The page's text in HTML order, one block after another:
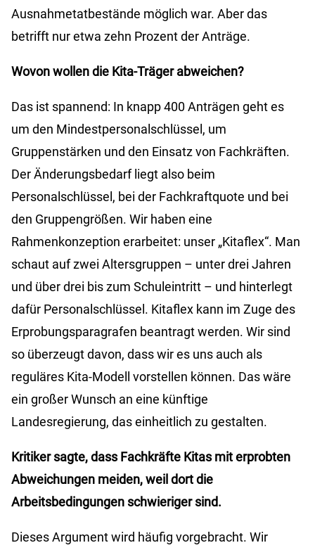
Ausnahmetatbestände möglich war. Aber das
betrifft nur etwa zehn Prozent der Anträge.
Wovon wollen die Kita-Träger abweichen?
Das ist spannend: In knapp 400 Anträgen geht es
um den Mindestpersonalschlüssel, um
Gruppenstärken und den Einsatz von Fachkräften.
Der Änderungsbedarf liegt also beim
Personalschlüssel, bei der Fachkraftquote und bei
den Gruppengrößen. Wir haben eine
Rahmenkonzeption erarbeitet: unser „Kitaflex“. Man
schaut auf zwei Altersgruppen – unter drei Jahren
und über drei bis zum Schuleintritt – und hinterlegt
dafür Personalschlüssel. Kitaflex kann im Zuge des
Erprobungsparagrafen beantragt werden. Wir sind
so überzeugt davon, dass wir es uns auch als
reguläres Kita-Modell vorstellen können. Das wäre
ein großer Wunsch an eine künftige
Landesregierung, das einheitlich zu gestalten.
Kritiker sagte, dass Fachkräfte Kitas mit erprobten
Abweichungen meiden, weil dort die
Arbeitsbedingungen schwieriger sind.
Dieses Argument wird häufig vorgebracht. Wir